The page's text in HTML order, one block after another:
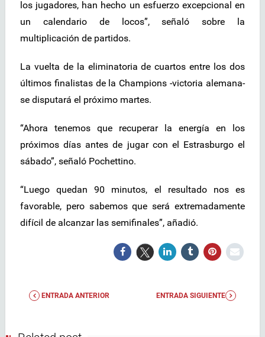
los jugadores, han hecho un esfuerzo excepcional en
un calendario de locos”, señaló sobre la
multiplicación de partidos.
La vuelta de la eliminatoria de cuartos entre los dos
últimos finalistas de la Champions -victoria alemana-
se disputará el próximo martes.
“Ahora tenemos que recuperar la energía en los
próximos días antes de jugar con el Estrasburgo el
sábado”, señaló Pochettino.
“Luego quedan 90 minutos, el resultado nos es
favorable, pero sabemos que será extremadamente
difícil de alcanzar las semifinales”, añadió.
ENTRADA ANTERIOR ENTRADA SIGUIENTE